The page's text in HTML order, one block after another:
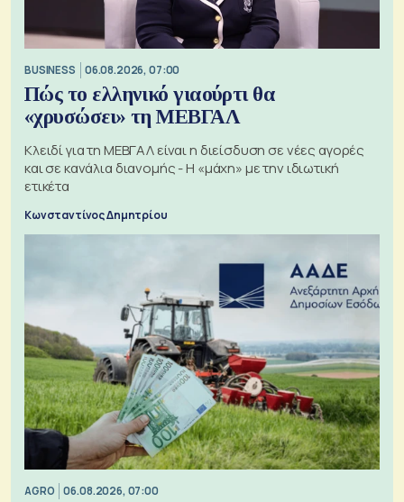
BUSINESS 06.08.2026, 07:00
Πώς το ελληνικό γιαούρτι θα
«χρυσώσει» τη ΜΕΒΓΑΛ
Κλειδί για τη ΜΕΒΓΑΛ είναι η διείσδυση σε νέες αγορές
και σε κανάλια διανομής - Η «μάχη» με την ιδιωτική
ετικέτα
Κωνσταντίνος Δημητρίου
AGRO 06.08.2026, 07:00